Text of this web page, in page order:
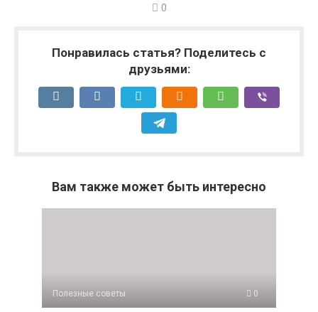
0
Понравилась статья? Поделитесь с
друзьями:
Вам также может быть интересно
Полезные советы 0